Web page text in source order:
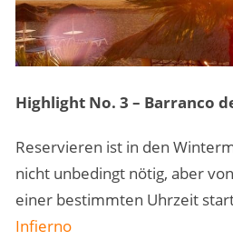
Highlight No. 3 – Barranco
Reservieren ist in den
nicht unbedingt nötig, aber
einer bestimmten Uhrzeit
Infierno